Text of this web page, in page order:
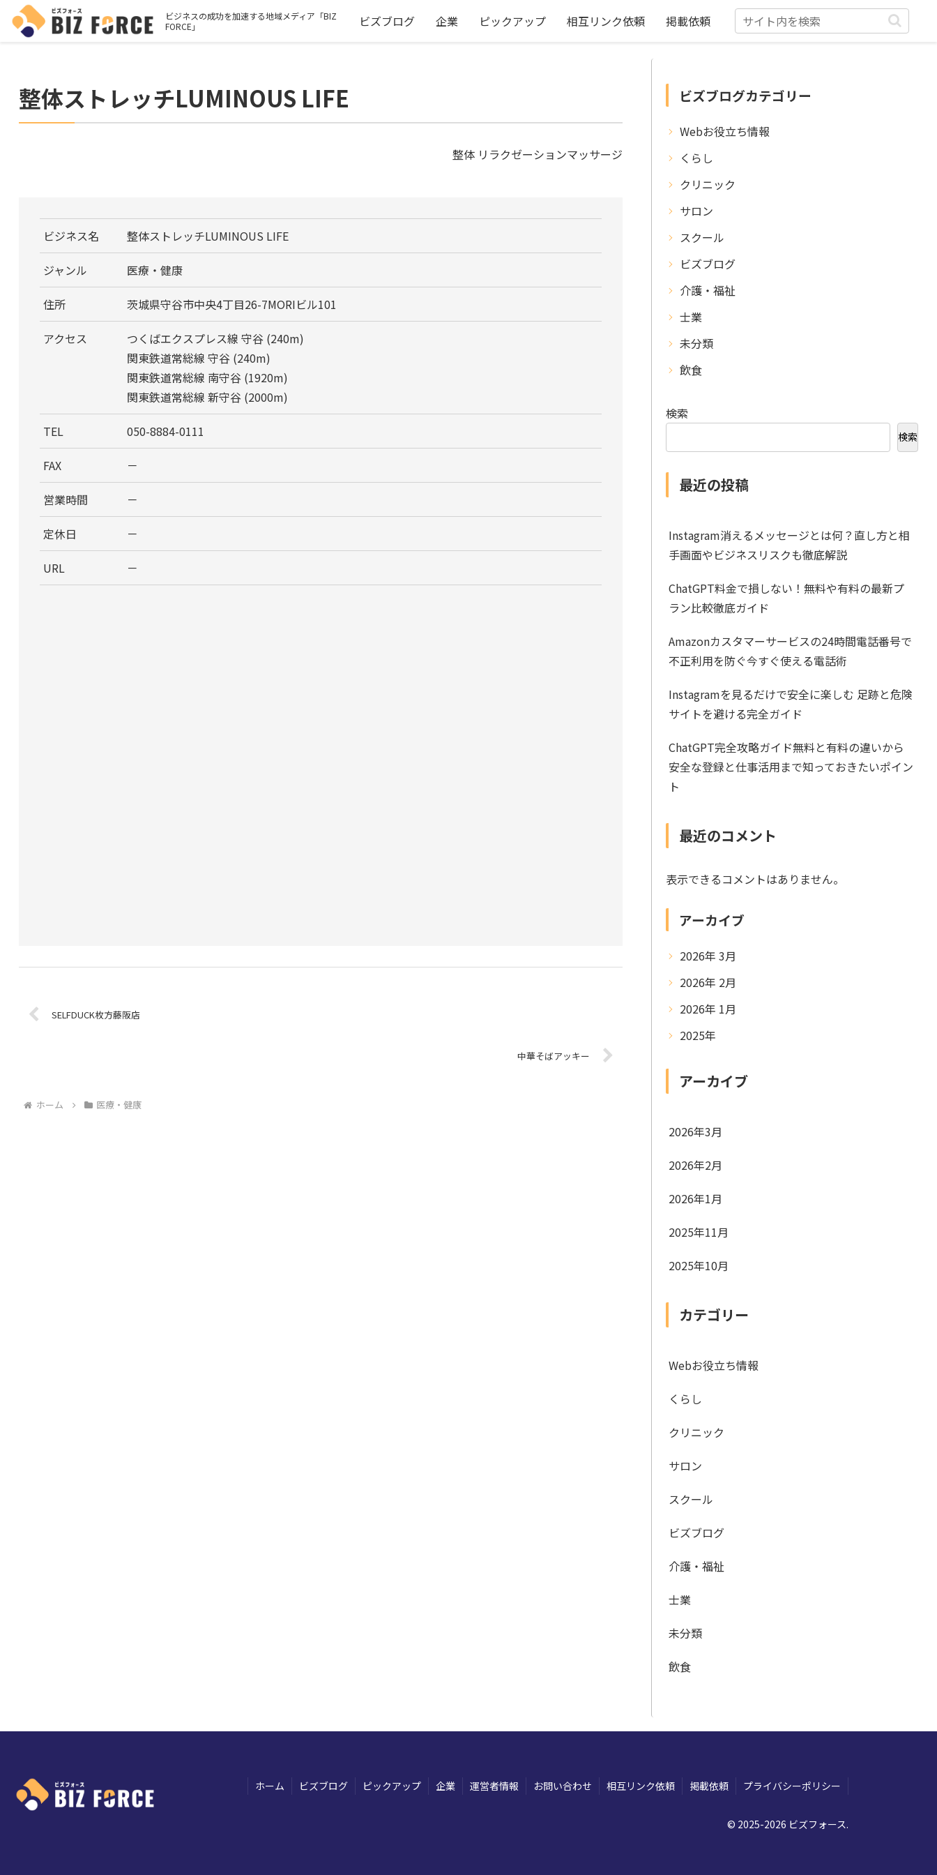
ビジネスの成功を加速する地域メディア「BIZ
FORCE」
ビズブログ 企業 ピックアップ 相互リンク依頼 掲載依頼
整体ストレッチLUMINOUS LIFE
整体 リラクゼーションマッサージ
ビジネス名 整体ストレッチLUMINOUS LIFE
ジャンル 医療・健康
住所 茨城県守谷市中央4丁目26-7MORIビル101
アクセス
つくばエクスプレス線 守谷 (240m)
関東鉄道常総線 守谷 (240m)
関東鉄道常総線 南守谷 (1920m)
関東鉄道常総線 新守谷 (2000m)
TEL 050-8884-0111
FAX －
営業時間 －
定休日 －
URL －
SELFDUCK枚方藤阪店
中華そばアッキー
ホーム 医療・健康
ビズブログカテゴリー
Webお役立ち情報
くらし
クリニック
サロン
スクール
ビズブログ
介護・福祉
士業
未分類
飲食
検索
検索
最近の投稿
Instagram消えるメッセージとは何？直し方と相
手画面やビジネスリスクも徹底解説
ChatGPT料金で損しない！無料や有料の最新プ
ラン比較徹底ガイド
Amazonカスタマーサービスの24時間電話番号で
不正利用を防ぐ今すぐ使える電話術
Instagramを見るだけで安全に楽しむ 足跡と危険
サイトを避ける完全ガイド
ChatGPT完全攻略ガイド無料と有料の違いから
安全な登録と仕事活用まで知っておきたいポイン
ト
最近のコメント
表示できるコメントはありません。
アーカイブ
2026年 3月
2026年 2月
2026年 1月
2025年
アーカイブ
2026年3月
2026年2月
2026年1月
2025年11月
2025年10月
カテゴリー
Webお役立ち情報
くらし
クリニック
サロン
スクール
ビズブログ
介護・福祉
士業
未分類
飲食
ホーム ビズブログ ピックアップ 企業 運営者情報 お問い合わせ 相互リンク依頼 掲載依頼 プライバシーポリシー
© 2025-2026 ビズフォース.